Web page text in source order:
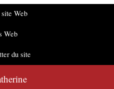
Web
Web
du site